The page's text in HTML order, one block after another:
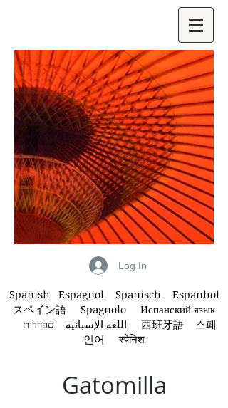
Log In
Spanish Espagnol Spanisch Espanhol
スペイン語 Spagnolo Испанский язык
اللغة الإسبانية ספרדית‎ 西班牙語 스페
인어 स्पेनिश
Gatomilla